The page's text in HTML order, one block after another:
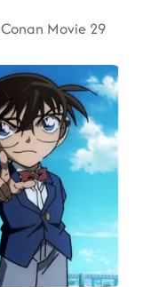
Movie 29